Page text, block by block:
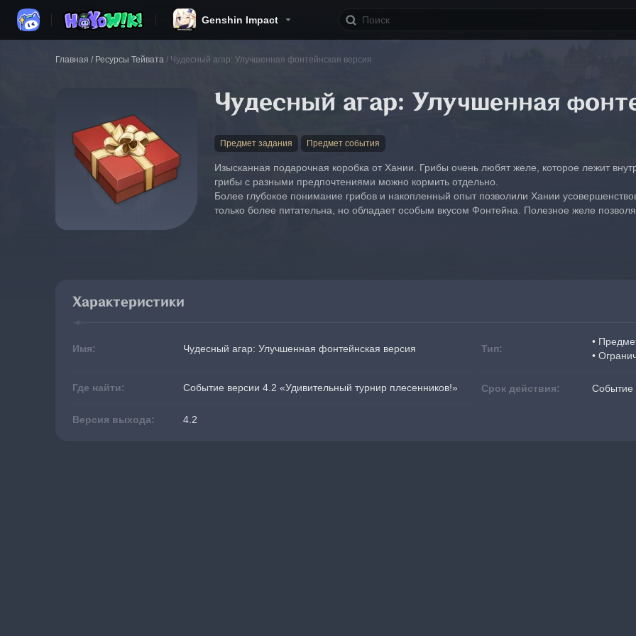
Genshin Impact
Главная / Ресурсы Тейвата / Чудесный агар: Улучшенная фонтейнская версия
Чудесный агар: Улучшенная
Предмет задания Предмет события
Изысканная подарочная коробка от Хании. Грибы очень любят желе, которое лежит
грибы с разными предпочтениями можно кормить отдельно.
Более глубокое понимание грибов и накопленный опыт позволили Хании
только более питательна, но обладает особым вкусом Фонтейна. Полезное желе
Характеристики
Имя: Чудесный агар: Улучшенная фонтейнская версия Тип:
•
•
Где найти: Событие версии 4.2 «Удивительный турнир плесенников!» Срок действия: Событие
Версия выхода: 4.2